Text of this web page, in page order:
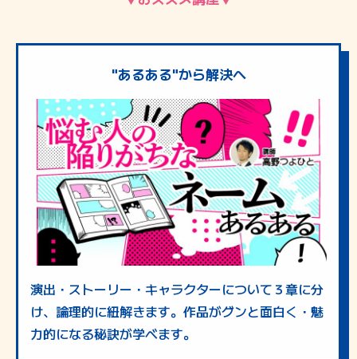
"あるある"から解決へ
演出・ストーリー・キャラクターについて３章に分
け、論理的に紐解きます。作品がグンと面白く・魅
力的になる秘訣が学べます。